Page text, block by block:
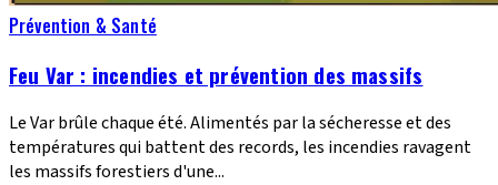
Prévention & Santé
Feu Var : incendies et prévention des massifs
Le Var brûle chaque été. Alimentés par la sécheresse et des
températures qui battent des records, les incendies ravagent
les massifs forestiers d'une...